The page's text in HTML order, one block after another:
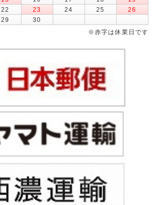
22 23 24 25
26
29
30
※赤字は休業日です